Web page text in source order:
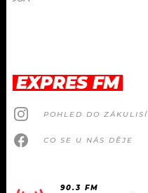
EXPRES FM
POHLED DO ZÁKULISÍ
CO SE U NÁS DĚJE
90.3 FM